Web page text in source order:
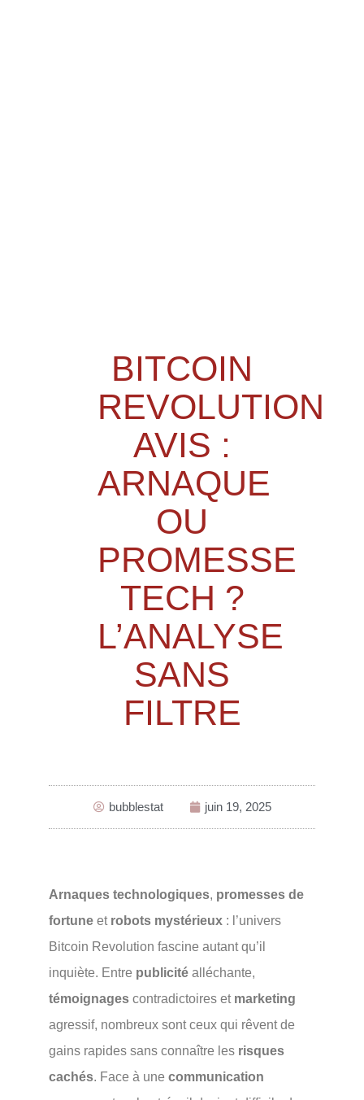
BITCOIN
REVOLUTION
AVIS :
ARNAQUE
OU
PROMESSE
TECH ?
L’ANALYSE
SANS
FILTRE
bubblestat juin 19, 2025
Arnaques technologiques, promesses de
fortune et robots mystérieux : l’univers
Bitcoin Revolution fascine autant qu’il
inquiète. Entre publicité alléchante,
témoignages contradictoires et marketing
agressif, nombreux sont ceux qui rêvent de
gains rapides sans connaître les risques
cachés. Face à une communication